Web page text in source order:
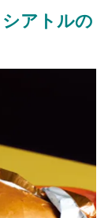
アトルの